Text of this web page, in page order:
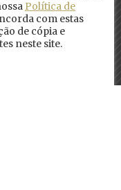
Política de
com estas
de cópia e
neste site.